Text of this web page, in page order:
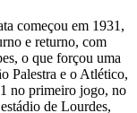
começou em 1931,
e returno, com
o que forçou uma
Palestra e o Atlético,
no primeiro jogo, no
de Lourdes,